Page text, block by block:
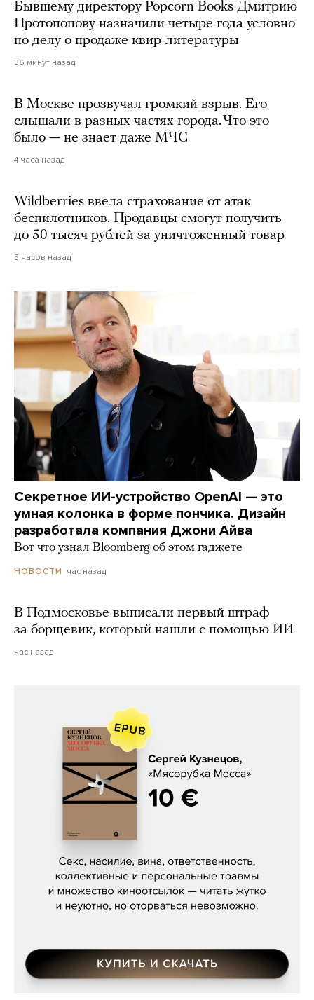
Бывшему директору Popcorn Books Дмитрию
Протопопову назначили четыре года условно
по делу о продаже квир-литературы
36 минут назад
В Москве прозвучал громкий взрыв. Его
слышали в разных частях города. Что это
было — не знает даже МЧС
4 часа назад
Wildberries ввела страхование от атак
беспилотников. Продавцы смогут получить
до 50 тысяч рублей за уничтоженный товар
5 часов назад
Секретное ИИ-устройство OpenAI — это
умная колонка в форме пончика. Дизайн
разработала компания Джони Айва
Вот что узнал Bloomberg об этом гаджете
НОВОСТИ час назад
В Подмосковье выписали первый штраф
за борщевик, который нашли с помощью ИИ
час назад
Сергей Кузнецов, «Мясорубка